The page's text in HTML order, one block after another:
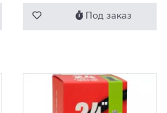
Под заказ